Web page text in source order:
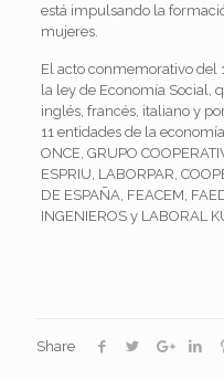
está impulsando la
mujeres.
El acto conmemorativo del
la ley de Economía Social,
inglés, francés, italiano y
11 entidades de la economía
ONCE, GRUPO
ESPRIU, LABORPAR,
DE ESPAÑA, FEACEM,
INGENIEROS y LABORAL
Share